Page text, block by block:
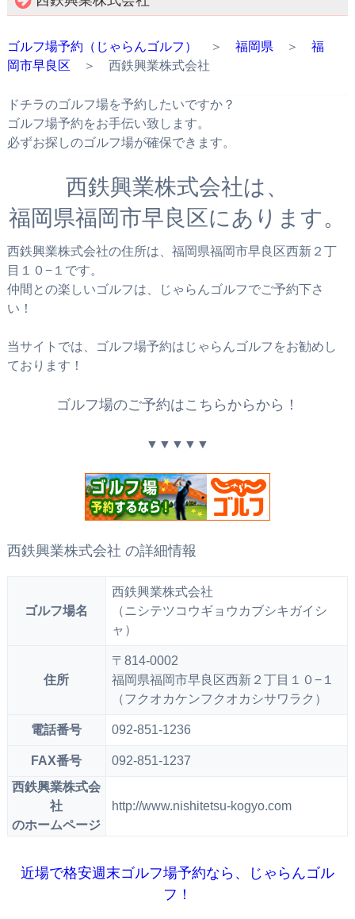
ゴルフ場予約（じゃらんゴルフ） ＞ 福岡県 ＞ 福
岡市早良区 ＞ 西鉄興業株式会社
ドチラのゴルフ場を予約したいですか？
ゴルフ場予約をお手伝い致します。
必ずお探しのゴルフ場が確保できます。
西鉄興業株式会社は、
福岡県福岡市早良区にあります。
西鉄興業株式会社の住所は、福岡県福岡市早良区西新２丁
目１０−１です。
仲間との楽しいゴルフは、じゃらんゴルフでご予約下さ
い！
当サイトでは、ゴルフ場予約はじゃらんゴルフをお勧めし
ております！
ゴルフ場のご予約はこちらからから！
▼▼▼▼▼
西鉄興業株式会社 の詳細情報
ゴルフ場名
西鉄興業株式会社
（ニシテツコウギョウカブシキガイシ
ャ）
住所
〒814-0002
福岡県福岡市早良区西新２丁目１０−１
（フクオカケンフクオカシサワラク）
電話番号 092-851-1236
FAX番号
092-851-1237
西鉄興業株式会
社
のホームページ
http://www.nishitetsu-kogyo.com
近場で格安週末ゴルフ場予約なら、じゃらんゴル
フ！